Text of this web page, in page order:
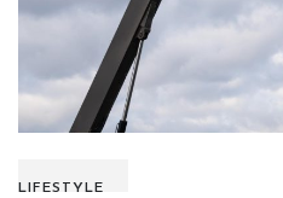
LIFESTYLE